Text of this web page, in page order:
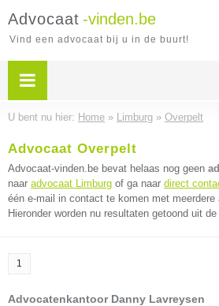
Advocaat -vinden.be
Vind een advocaat bij u in de buurt!
U bent nu hier: Home » Limburg » Overpelt
Advocaat Overpelt
Advocaat-vinden.be bevat helaas nog geen
naar advocaat Limburg of ga naar direct
één e-mail in contact te komen met meerdere
Hieronder worden nu resultaten getoond uit
1
Advocatenkantoor Danny Lavreysen